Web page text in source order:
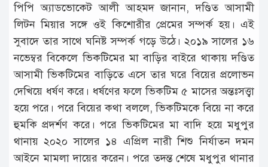
পিপি অ্যাডভোকেট আলী আহমদ জানান, দণ্ডিত আসামী
লিটন মিয়ার সঙ্গে ওই কিশোরীর প্রেমের সম্পর্ক হয়। এই
সুবাদে তার সাথে ঘনিষ্ট সম্পর্ক গড়ে উঠে। ২০১৯ সালের ১৬
নভেম্বর বিকেলে ভিকটিমের মা বাড়ির বাইরে থাকায় দণ্ডিত
আসামী ভিকটিমের বাড়িতে এসে তার ঘরে বিয়ের প্রলোভন
দেখিয়ে ধর্ষণ করে। ধর্ষণের ফলে ভিকটিম ৫ মাসের অন্তঃসত্ত্বা
হয়ে পরে। পরে বিয়ের কথা বললে, ভিকটিমকে বিয়ে না করে
হুমকি প্রদর্শণ করে। পরে ভিকটিমের মা বাদি হয়ে মধুপুর
থানায় ২০২০ সালের ১৪ এপ্রিল নারী শিশু নির্যাতন দমন
আইনে মামলা দায়ের করেন। পরে তদন্ত শেষে মধুপুর থানার